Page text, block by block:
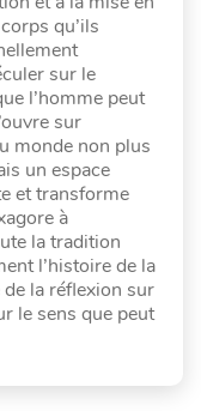
qu’ils
sur le
l’homme peut
sur
monde non plus
un espace
et transforme
à
la tradition
l’histoire de la
de la réflexion sur
le sens que peut